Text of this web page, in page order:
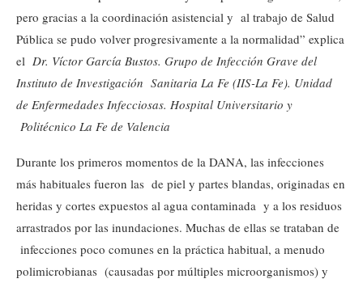
pero gracias a la coordinación asistencial y al trabajo de Salud
Pública se pudo volver progresivamente a la normalidad” explica
el Dr. Víctor García Bustos. Grupo de Infección Grave del
Instituto de Investigación Sanitaria La Fe (IIS-La Fe). Unidad
de Enfermedades Infecciosas. Hospital Universitario y
Politécnico La Fe de Valencia
Durante los primeros momentos de la DANA, las infecciones
más habituales fueron las de piel y partes blandas, originadas en
heridas y cortes expuestos al agua contaminada y a los residuos
arrastrados por las inundaciones. Muchas de ellas se trataban de
infecciones poco comunes en la práctica habitual, a menudo
polimicrobianas (causadas por múltiples microorganismos) y